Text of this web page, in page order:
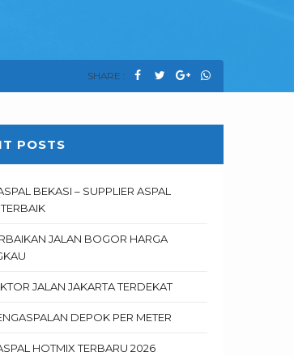
SHARE :
POSTS
BEKASI – SUPPLIER ASPAL
JALAN BOGOR HARGA
JALAN JAKARTA TERDEKAT
DEPOK PER METER
HOTMIX TERBARU 2026